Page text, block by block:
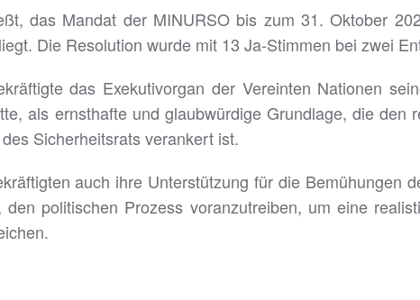
das Mandat der MINURSO bis zum 31. Oktober
Die Resolution wurde mit 13 Ja-Stimmen bei zwei
das Exekutivorgan der Vereinten Nationen
als ernsthafte und glaubwürdige Grundlage, die
Sicherheitsrats verankert ist.
auch ihre Unterstützung für die Bemühungen
politischen Prozess voranzutreiben, um eine